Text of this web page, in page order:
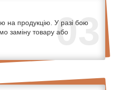
03
на продукцію. У разі бою
заміну товару або